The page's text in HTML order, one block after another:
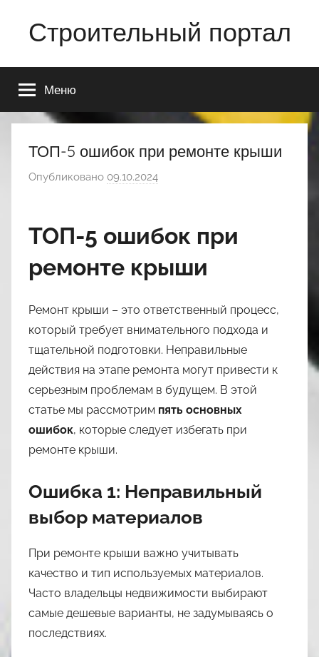
содержимому
Строительный портал
Меню
ТОП-5 ошибок при ремонте крыши
Опубликовано 09.10.2024
о
о
n
a
3
9
ТОП-5 ошибок при
ремонте крыши
Ремонт крыши – это ответственный процесс,
который требует внимательного подхода и
тщательной подготовки. Неправильные
действия на этапе ремонта могут привести к
серьезным проблемам в будущем. В этой
статье мы рассмотрим пять основных
ошибок, которые следует избегать при
ремонте крыши.
Ошибка 1: Неправильный
выбор материалов
При ремонте крыши важно учитывать
качество и тип используемых материалов.
Часто владельцы недвижимости выбирают
самые дешевые варианты, не задумываясь о
последствиях.